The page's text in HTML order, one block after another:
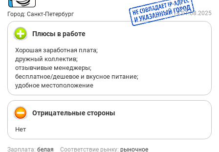
Город: Санкт-Петербург 11:14 01.08.2025
Плюсы в работе
Хорошая заработная плата;
дружный коллектив;
отзывчивые менеджеры;
бесплатное/дешевое и вкусное питание;
удобное местоположение
Отрицательные стороны
Нет
Зарплата: белая Соответствие рынку: рыночное